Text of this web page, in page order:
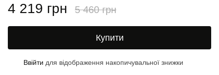
4 219 грн 5 460 грн
Купити
Ввійти для відображення накопичувальної знижки